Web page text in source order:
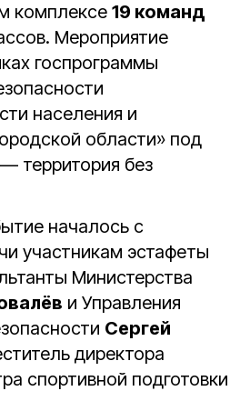
комплексе 19 команд
Мероприятие
госпрограммы
населения и
области» под
территория без
началось с
участникам эстафеты
Министерства
и Управления
Сергей
директора
спортивной подготовки